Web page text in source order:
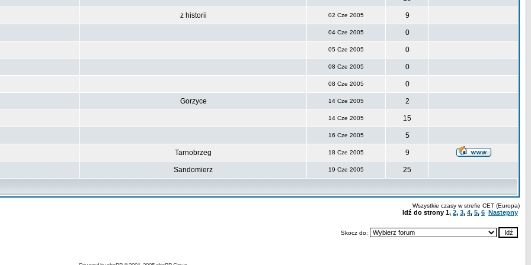
z historii 02 Cze 2005 9
04 Cze 2005 0
05 Cze 2005 0
08 Cze 2005 0
08 Cze 2005 0
Gorzyce 14 Cze 2005 2
14 Cze 2005 15
16 Cze 2005 5
Tarnobrzeg 18 Cze 2005 9
Sandomierz 19 Cze 2005 25
Wszystkie czasy w strefie CET (Europa)
Idź do strony 1, 2, 3, 4, 5, 6 Następny
Skocz do: